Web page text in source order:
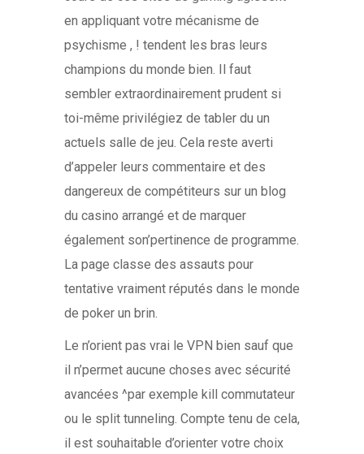
en appliquant votre mécanisme de
psychisme , ! tendent les bras leurs
champions du monde bien. Il faut
sembler extraordinairement prudent si
toi-même privilégiez de tabler du un
actuels salle de jeu. Cela reste averti
d’appeler leurs commentaire et des
dangereux de compétiteurs sur un blog
du casino arrangé et de marquer
également son’pertinence de programme.
La page classe des assauts pour
tentative vraiment réputés dans le monde
de poker un brin.
Le n’orient pas vrai le VPN bien sauf que
il n’permet aucune choses avec sécurité
avancées ^par exemple kill commutateur
ou le split tunneling. Compte tenu de cela,
il est souhaitable d’orienter votre choix